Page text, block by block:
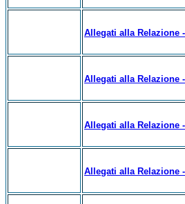
Allegati alla Relazione
Allegati alla Relazione
Allegati alla Relazione
Allegati alla Relazione